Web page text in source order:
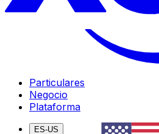
Particulares
Negocio
Plataforma
ES-US